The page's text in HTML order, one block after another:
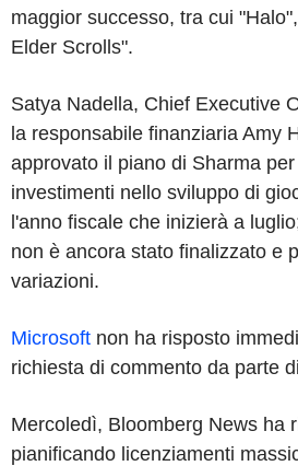
maggior successo, tra cui
Elder Scrolls".
Satya Nadella, Chief Executive
la responsabile finanziaria Amy
approvato il piano di Sharma
investimenti nello sviluppo di
l'anno fiscale che inizierà a
non è ancora stato finalizzato e
variazioni.
Microsoft non ha risposto
richiesta di commento da parte
Mercoledì, Bloomberg News ha
pianificando licenziamenti